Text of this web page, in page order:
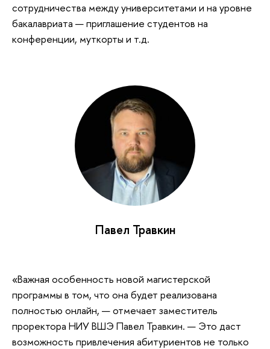
сотрудничества между университетами и на уровне
бакалавриата — приглашение студентов на
конференции, муткорты и т.д.
Павел Травкин
«Важная особенность новой магистерской
программы в том, что она будет реализована
полностью онлайн, — отмечает заместитель
проректора НИУ ВШЭ Павел Травкин. — Это даст
возможность привлечения абитуриентов не только